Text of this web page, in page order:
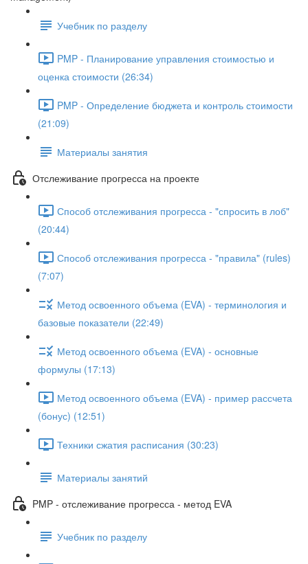
Учебник по разделу
PMP - Планирование управления стоимостью и
оценка стоимости (26:34)
PMP - Определение бюджета и контроль стоимости
(21:09)
Материалы занятия
Отслеживание прогресса на проекте
Способ отслеживания прогресса - "спросить в лоб"
(20:44)
Способ отслеживания прогресса - "правила" (rules)
(7:07)
Метод освоенного объема (EVA) - терминология и
базовые показатели (22:49)
Метод освоенного объема (EVA) - основные
формулы (17:13)
Метод освоенного объема (EVA) - пример рассчета
(бонус) (12:51)
Техники сжатия расписания (30:23)
Материалы занятий
PMP - отслеживание прогресса - метод EVA
Учебник по разделу